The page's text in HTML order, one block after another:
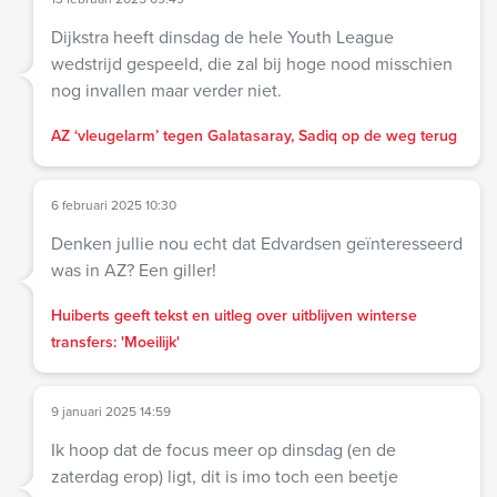
Dijkstra heeft dinsdag de hele Youth League
wedstrijd gespeeld, die zal bij hoge nood misschien
nog invallen maar verder niet.
AZ ‘vleugelarm’ tegen Galatasaray, Sadiq op de weg terug
6 februari 2025 10:30
Denken jullie nou echt dat Edvardsen geïnteresseerd
was in AZ? Een giller!
Huiberts geeft tekst en uitleg over uitblijven winterse
transfers: 'Moeilijk'
9 januari 2025 14:59
Ik hoop dat de focus meer op dinsdag (en de
zaterdag erop) ligt, dit is imo toch een beetje